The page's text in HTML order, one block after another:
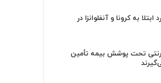
ابتلا به کرونا و آنفلوانزا در
تحت پوشش بیمه تأمین